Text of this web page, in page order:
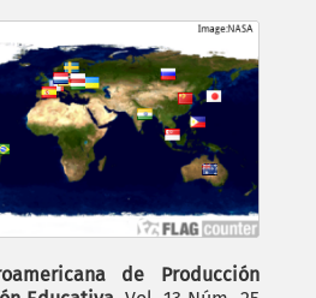
de Producción